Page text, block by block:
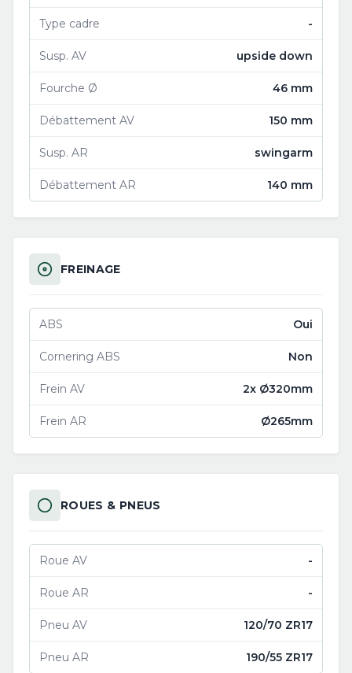
Type cadre -
Susp. AV upside down
Fourche Ø 46 mm
Débattement AV 150 mm
Susp. AR swingarm
Débattement AR 140 mm
FREINAGE
ABS Oui
Cornering ABS Non
Frein AV 2x Ø320mm
Frein AR Ø265mm
ROUES & PNEUS
Roue AV -
Roue AR -
Pneu AV 120/70 ZR17
Pneu AR 190/55 ZR17